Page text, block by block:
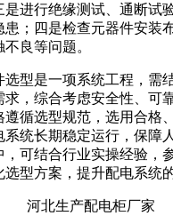
进行绝缘测试、通断试
；四是检查元器件安装
良等问题。
选型是一项系统工程，需
，综合考虑安全性、可
循选型规范，选用合格
统长期稳定运行，保障
可结合行业实操经验，
型方案，提升配电系统